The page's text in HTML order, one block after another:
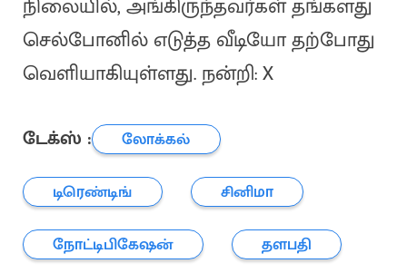
நிலையில், அங்கிருந்தவர்கள் தங்களது
செல்போனில் எடுத்த வீடியோ தற்போது
வெளியாகியுள்ளது. நன்றி: X
டேக்ஸ் :
லோக்கல்
டிரெண்டிங்
சினிமா
நோட்டிபிகேஷன்
தளபதி